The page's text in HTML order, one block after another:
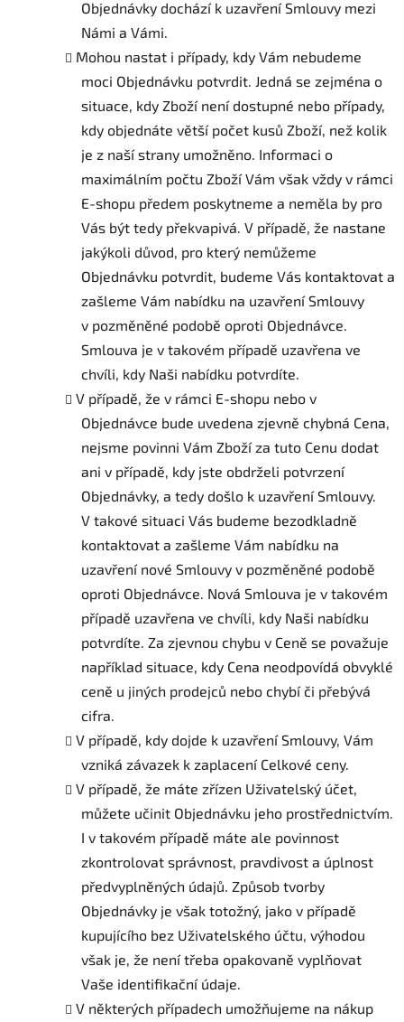
Objednávky dochází k uzavření Smlouvy mezi
Námi a Vámi.
Mohou nastat i případy, kdy Vám nebudeme
moci Objednávku potvrdit. Jedná se zejména o
situace, kdy Zboží není dostupné nebo případy,
kdy objednáte větší počet kusů Zboží, než kolik
je z naší strany umožněno. Informaci o
maximálním počtu Zboží Vám však vždy v rámci
E-shopu předem poskytneme a neměla by pro
Vás být tedy překvapivá. V případě, že nastane
jakýkoli důvod, pro který nemůžeme
Objednávku potvrdit, budeme Vás kontaktovat a
zašleme Vám nabídku na uzavření Smlouvy
v pozměněné podobě oproti Objednávce.
Smlouva je v takovém případě uzavřena ve
chvíli, kdy Naši nabídku potvrdíte.
V případě, že v rámci E-shopu nebo v
Objednávce bude uvedena zjevně chybná Cena,
nejsme povinni Vám Zboží za tuto Cenu dodat
ani v případě, kdy jste obdrželi potvrzení
Objednávky, a tedy došlo k uzavření Smlouvy.
V takové situaci Vás budeme bezodkladně
kontaktovat a zašleme Vám nabídku na
uzavření nové Smlouvy v pozměněné podobě
oproti Objednávce. Nová Smlouva je v takovém
případě uzavřena ve chvíli, kdy Naši nabídku
potvrdíte. Za zjevnou chybu v Ceně se považuje
například situace, kdy Cena neodpovídá obvyklé
ceně u jiných prodejců nebo chybí či přebývá
cifra.
V případě, kdy dojde k uzavření Smlouvy, Vám
vzniká závazek k zaplacení Celkové ceny.
V případě, že máte zřízen Uživatelský účet,
můžete učinit Objednávku jeho prostřednictvím.
I v takovém případě máte ale povinnost
zkontrolovat správnost, pravdivost a úplnost
předvyplněných údajů. Způsob tvorby
Objednávky je však totožný, jako v případě
kupujícího bez Uživatelského účtu, výhodou
však je, že není třeba opakovaně vyplňovat
Vaše identifikační údaje.
V některých případech umožňujeme na nákup